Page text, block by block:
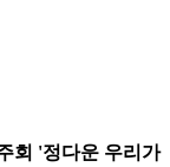
회 '정다운 우리가